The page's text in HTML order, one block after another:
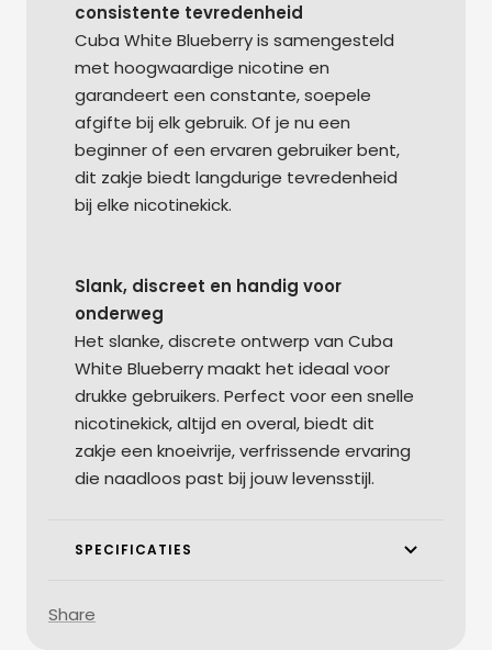
consistente tevredenheid
Cuba White Blueberry is samengesteld
met hoogwaardige nicotine en
garandeert een constante, soepele
afgifte bij elk gebruik. Of je nu een
beginner of een ervaren gebruiker bent,
dit zakje biedt langdurige tevredenheid
bij elke nicotinekick.
Slank, discreet en handig voor
onderweg
Het slanke, discrete ontwerp van Cuba
White Blueberry maakt het ideaal voor
drukke gebruikers. Perfect voor een snelle
nicotinekick, altijd en overal, biedt dit
zakje een knoeivrije, verfrissende ervaring
die naadloos past bij jouw levensstijl.
SPECIFICATIES
Share